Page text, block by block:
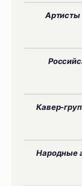
Кавер-
Народные